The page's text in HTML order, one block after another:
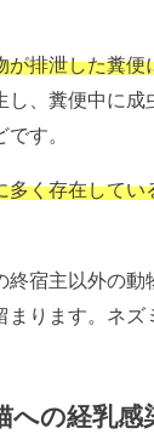
が排泄した糞
し、糞便中に
す。
多く存在して
終宿主以外の
ります。ネズ
への経乳感